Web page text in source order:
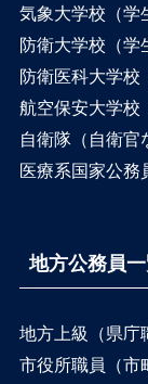
気象大学校（学
防衛大学校（学
防衛医科大学校
航空保安大学校
自衛隊（自衛官
医療系国家公務
地方公務員
地方上級（県庁
市役所職員（市